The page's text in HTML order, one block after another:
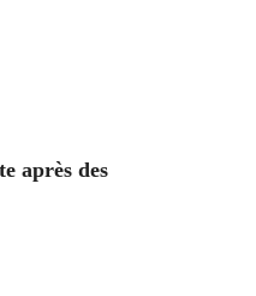
après des